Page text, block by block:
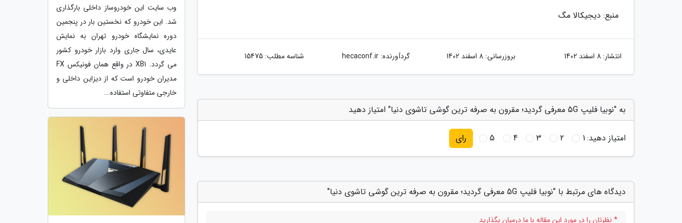
منبع: دیجیکالا مگ
انتشار: 8 اسفند 1402 بروزرسانی: 8 اسفند 1402 گردآورنده:hecaconf.ir شناسه مطلب: 15475
به "نوبیا فلیپ 5G معرفی گردید؛ مقرون به صرفه ترین گوشی تاشوی دنیا" امتیاز دهید
امتیاز دهید:1
2
3
4
5 رای
دیدگاه های مرتبط با "نوبیا فلیپ 5G معرفی گردید؛ مقرون به صرفه ترین گوشی تاشوی دنیا"
* نظرتان را در مورد این مقاله با ما درمیان بگذارید
وب سایت این خودروساز داخلی بارگذاری
شد. این خودرو که نخستین بار در پنجمین
دوره نمایشگاه خودرو تهران به نمایش
عایدی، سال جاری وارد بازار خودرو کشور
می گردد. XB1 در واقع همان فونیکس FX
مدیران خودرو است که از دیزاین داخلی و
خارجی متفاوتی استفاده...